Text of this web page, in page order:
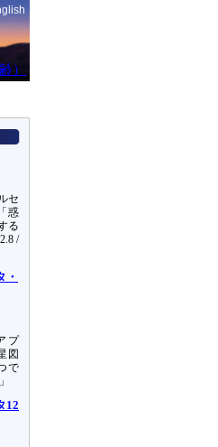
セ
惑
る
/
・
プ
図
で
12